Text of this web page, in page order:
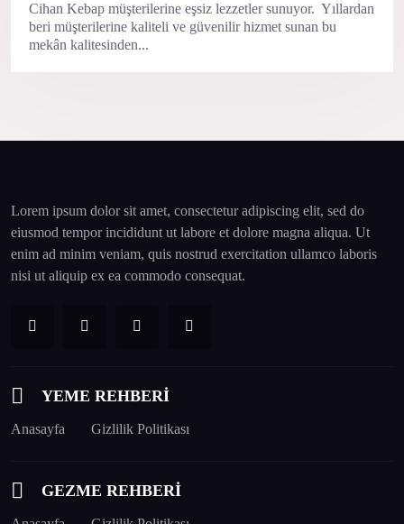
Cihan Kebap müşterilerine eşsiz lezzetler sunuyor. Yıllardan
beri müşterilerine kaliteli ve güvenilir hizmet sunan bu
mekân kalitesinden...
Lorem ipsum dolor sit amet, consectetur adipiscing elit, sed do
eiusmod tempor incididunt ut labore et dolore magna aliqua. Ut
enim ad minim veniam, quis nostrud exercitation ullamco laboris
nisi ut aliquip ex ea commodo consequat.
YEME REHBERİ
Anasayfa Gizlilik Politikası
GEZME REHBERİ